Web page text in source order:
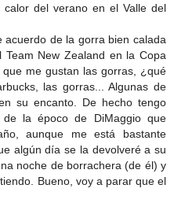
del verano en el Valle del
acuerdo de la gorra bien calada
New Zealand en la Copa
me gustan las gorras, ¿qué
las gorras... Algunas de
su encanto. De hecho tengo
la époco de DiMaggio que
aunque me está bastante
algún día se la devolveré a su
noche de borrachera (de él) y
Bueno, voy a parar que el